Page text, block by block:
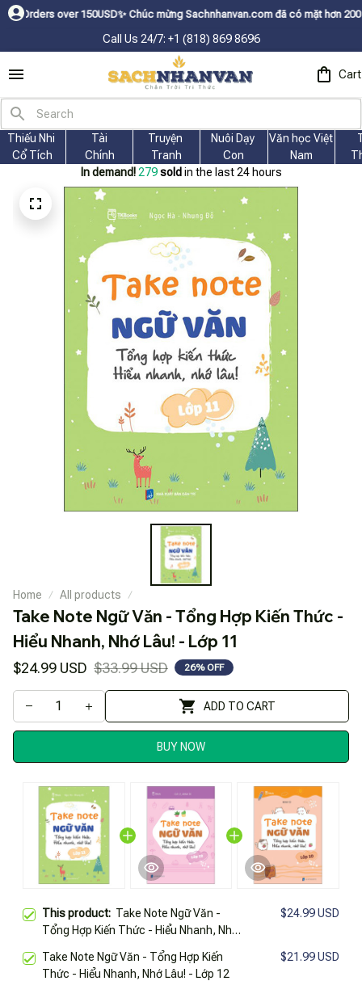
150USDㅤ✨Chúc mừng Sachnhanvan.com đã có mặt hơn 200 quốc gia
Call Us 24/7: +1 (818) 869 8696
Cart
Thiếu Nhi
Cổ Tích
Tài
Chính
Truyện
Tranh
Nuôi Dạy
Con
Văn học Việt
Nam
In demand! 283 sold in the last 24 hours
Home All products
Take Note Ngữ Văn - Tổng Hợp Kiến Thức -
Hiểu Nhanh, Nhớ Lâu! - Lớp 11
$24.99 USD $33.99 USD 26% OFF
ADD TO CART
BUY NOW
This product: Take Note Ngữ Văn -
Tổng Hợp Kiến Thức - Hiểu Nhanh, Nhớ
$24.99 USD
Take Note Ngữ Văn - Tổng Hợp Kiến
Thức - Hiểu Nhanh, Nhớ Lâu! - Lớp 12
$21.99 USD